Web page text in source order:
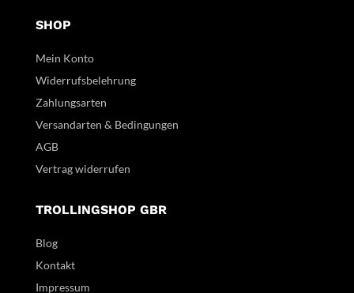
SHOP
Mein Konto
Widerrufsbelehrung
Zahlungsarten
Versandarten & Bedingungen
AGB
Vertrag widerrufen
TROLLINGSHOP GBR
Blog
Kontakt
Impressum